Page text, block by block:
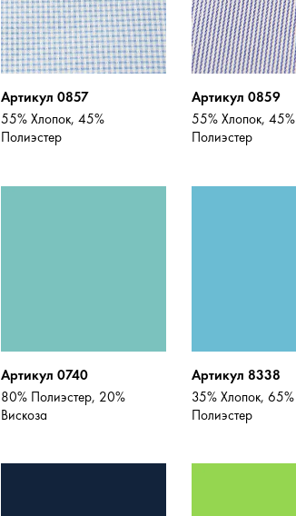
Артикул 0857
55% Хлопок, 45%
Полиэстер
Артикул 0859
55% Хлопок, 45%
Полиэстер
Артикул 0740
80% Полиэстер, 20%
Вискоза
Артикул 8338
35% Хлопок, 65%
Полиэстер